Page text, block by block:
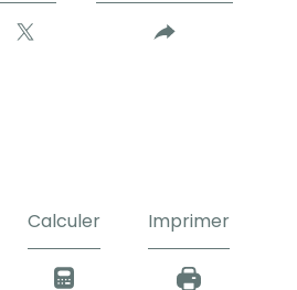
Calculer Imprimer